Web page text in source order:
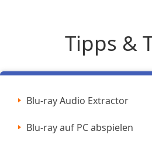
Tipps &
Blu-ray Audio Extractor
Blu-ray auf PC abspielen